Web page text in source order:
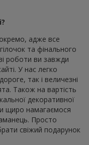
адже все
та фінального
роботи ви завжди
У нас легко
так і величезні
Також на вартість
декоративної
щиро намагаємося
Просто
свіжий подарунок